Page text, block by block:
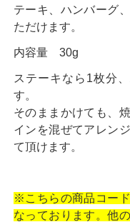
テーキ、ハンバーグ
ただけます。
内容量 30g
ステーキなら1枚分
す。
そのままかけても、
インを混ぜてアレン
て頂けます。
※こちらの商品コー
なっております。他